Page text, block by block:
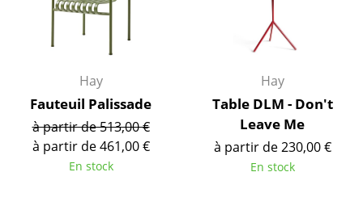
Luminaires d’extérieur
Lampes sans fil
... voir tous les luminaires
Lits doubles
Hay
Fauteuil Palissade
à partir de 513,00 €
à partir de 461,00 €
En stock
Hay
Table DLM - Don't
Leave Me
à partir de 230,00 €
En stock